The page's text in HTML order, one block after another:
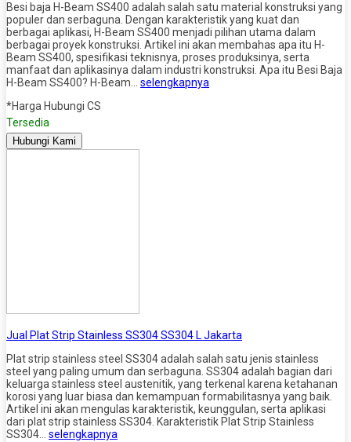
Besi baja H-Beam SS400 adalah salah satu material konstruksi yang
populer dan serbaguna. Dengan karakteristik yang kuat dan
berbagai aplikasi, H-Beam SS400 menjadi pilihan utama dalam
berbagai proyek konstruksi. Artikel ini akan membahas apa itu H-
Beam SS400, spesifikasi teknisnya, proses produksinya, serta
manfaat dan aplikasinya dalam industri konstruksi. Apa itu Besi Baja
H-Beam SS400? H-Beam… selengkapnya
*Harga Hubungi CS
Tersedia
Hubungi Kami
Jual Plat Strip Stainless SS304 SS304 L Jakarta
Plat strip stainless steel SS304 adalah salah satu jenis stainless
steel yang paling umum dan serbaguna. SS304 adalah bagian dari
keluarga stainless steel austenitik, yang terkenal karena ketahanan
korosi yang luar biasa dan kemampuan formabilitasnya yang baik.
Artikel ini akan mengulas karakteristik, keunggulan, serta aplikasi
dari plat strip stainless SS304. Karakteristik Plat Strip Stainless
SS304… selengkapnya